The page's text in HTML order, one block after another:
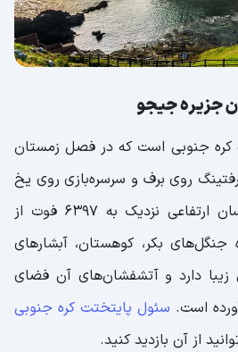
جزیره جیجو
کره جنوبی است که در فصل زمستان
روی برف و سرسره‌بازی روی یخ
را تجربه کنید. کوه هالاسان ارتفاعی نزدیک به 6397 فوت از
بکر، کوهستان، آبشارهای
دارد و آتشفشان‌های آن فضای
است. سئول پایتختت کره جنوبی
از آن بازدید کنید.